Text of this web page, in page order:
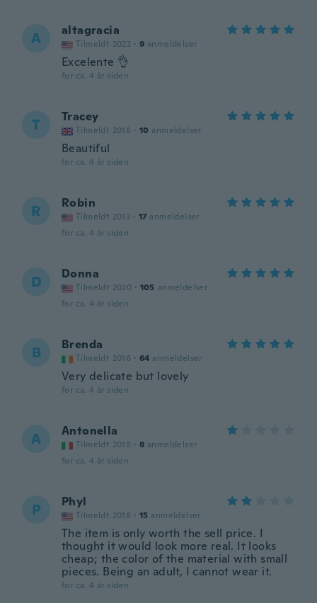
A altagracia
Tilmeldt 2022 · 9 anmeldelser
Excelente 👌
for ca. 4 år siden
T Tracey
Tilmeldt 2018 · 10 anmeldelser
Beautiful
for ca. 4 år siden
R Robin
Tilmeldt 2013 · 17 anmeldelser
for ca. 4 år siden
D Donna
Tilmeldt 2020 · 105 anmeldelser
for ca. 4 år siden
B Brenda
Tilmeldt 2016 · 64 anmeldelser
Very delicate but lovely
for ca. 4 år siden
A Antonella
Tilmeldt 2018 · 8 anmeldelser
for ca. 4 år siden
P Phyl
Tilmeldt 2018 · 15 anmeldelser
The item is only worth the sell price. I
thought it would look more real. It looks
cheap; the color of the material with small
pieces. Being an adult, I cannot wear it.
for ca. 4 år siden